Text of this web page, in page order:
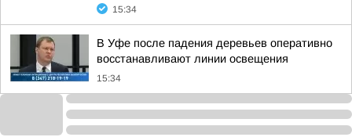
15:34
В Уфе после падения деревьев оперативно
восстанавливают линии освещения
15:34